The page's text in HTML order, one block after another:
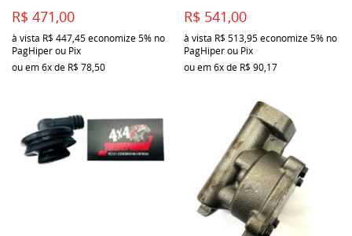
R$ 471,00
à vista R$ 447,45economize5% no
PagHiper ou Pix
ou em6xde R$ 78,50
R$ 541,00
à vista R$ 513,95economize5% no
PagHiper ou Pix
ou em6xde R$ 90,17